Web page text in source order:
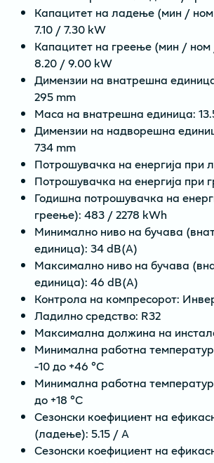
Капацитет на ладење (мин /
7.10 / 7.30 kW
Капацитет на греење (мин /
8.20 / 9.00 kW
Димензии на внатрешна
295 mm
Маса на внатрешна единица:
Димензии на надворешна
734 mm
Потрошувачка на енергија при
Потрошувачка на енергија при
Годишна потрошувачка на
греење): 483 / 2278 kWh
Минимално ниво на бучава
единица): 34 dB(A)
Максимално ниво на бучава
единица): 46 dB(A)
Контрола на компресорот:
Ладилно средство: R32
Максимална должина на
Минимална работна
-10 до +46 °C
Минимална работна
до +18 °C
Сезонски коефициент на
(ладење): 5.15 / A
Сезонски коефициент на